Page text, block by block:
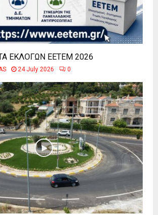
ΕΚΛΟΓΩΝ ΕΕΤΕΜ 2026
24 July 2026 0